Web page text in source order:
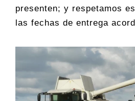
presenten; y respetamos
las fechas de entrega